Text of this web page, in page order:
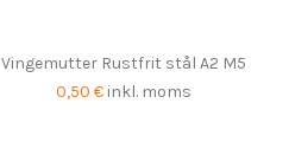
Vingemutter Rustfrit stål A2 M5
0,50 € inkl. moms